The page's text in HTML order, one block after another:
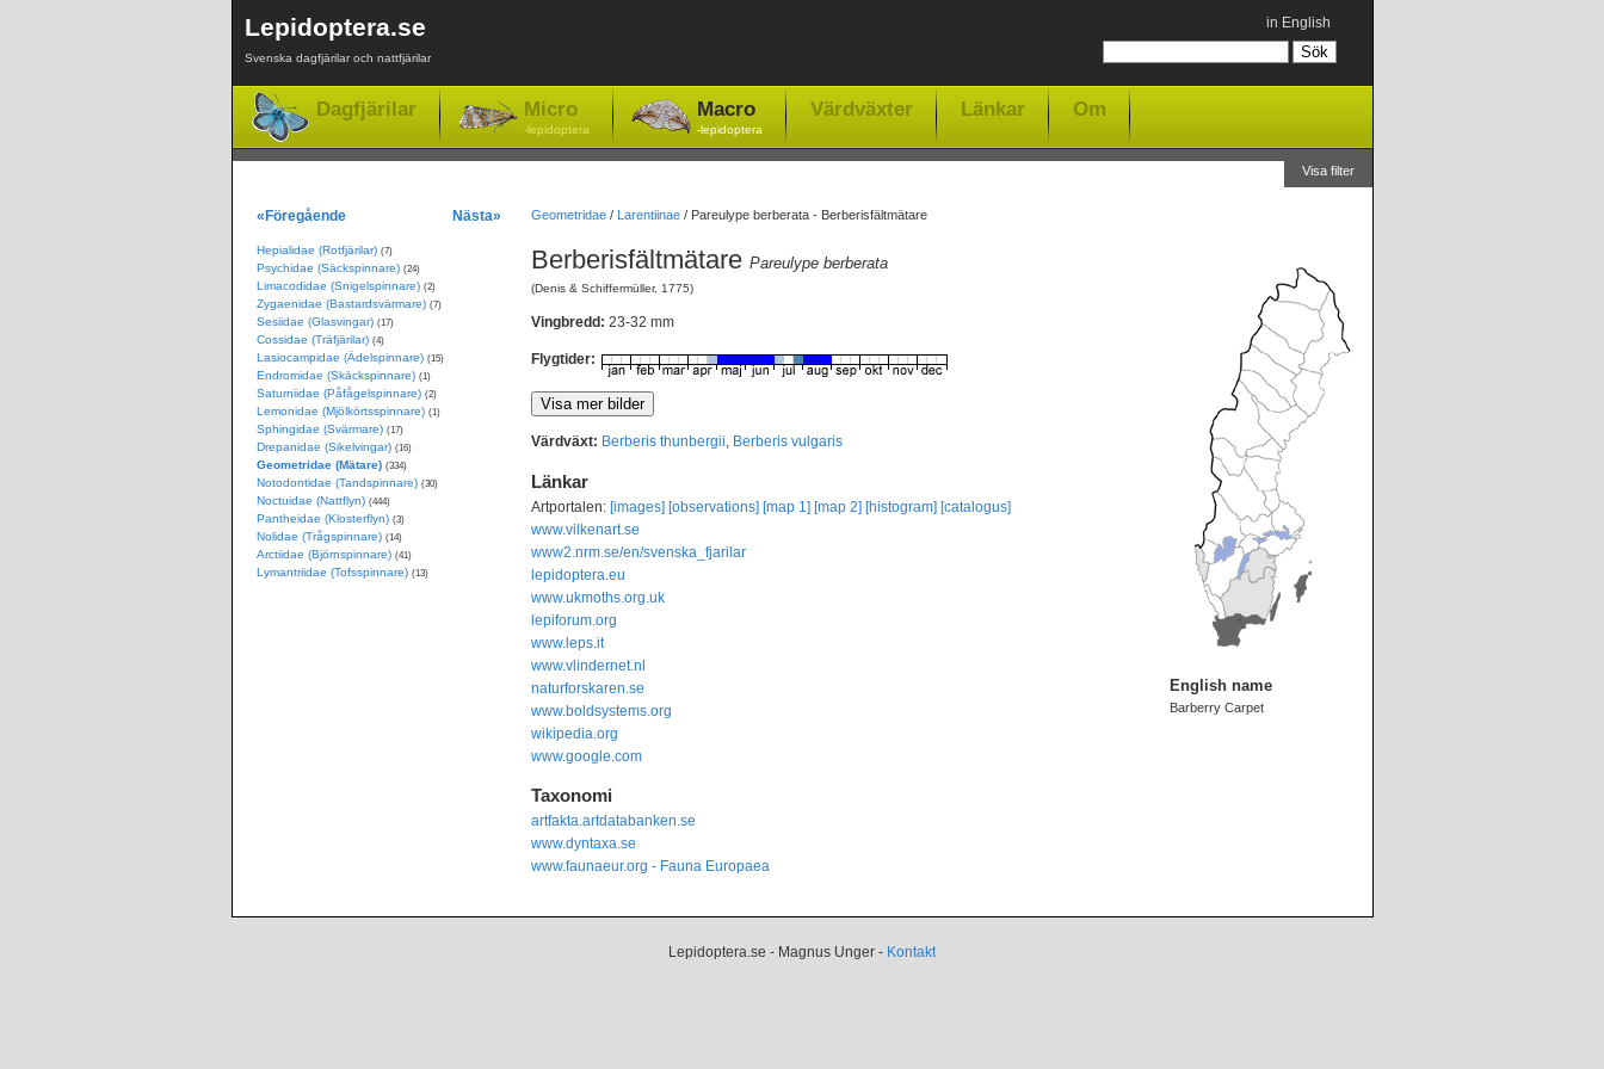
Lepidoptera.se
Svenska dagfjärilar och nattfjärilar
in English
Dagfjärilar Micro
-lepidoptera
Macro
-lepidoptera
Värdväxter Länkar Om
Visa filter
Geometridae/ Larentiinae/ Pareulype berberata - Berberisfältmätare
Berberisfältmätare Pareulype berberata
(Denis & Schiffermüller, 1775)
Vingbredd: 23-32 mm
Flygtider:
Värdväxt: Berberis thunbergii, Berberis vulgaris
Länkar
Artportalen: [images] [observations] [map 1] [map 2] [histogram] [catalogus]
www.vilkenart.se
www2.nrm.se/en/svenska_fjarilar
lepidoptera.eu
www.ukmoths.org.uk
lepiforum.org
www.leps.it
www.vlindernet.nl
naturforskaren.se
www.boldsystems.org
wikipedia.org
www.google.com
Taxonomi
artfakta.artdatabanken.se
www.dyntaxa.se
www.faunaeur.org - Fauna Europaea
English name
Barberry Carpet
«Föregående Nästa»
Hepialidae (Rotfjärilar) (7)
Psychidae (Säckspinnare) (24)
Limacodidae (Snigelspinnare) (2)
Zygaenidae (Bastardsvärmare) (7)
Sesiidae (Glasvingar) (17)
Cossidae (Träfjärilar) (4)
Lasiocampidae (Ädelspinnare) (15)
Endromidae (Skäckspinnare) (1)
Saturniidae (Påfågelspinnare) (2)
Lemonidae (Mjölkörtsspinnare) (1)
Sphingidae (Svärmare) (17)
Drepanidae (Sikelvingar) (16)
Geometridae (Mätare) (334)
Notodontidae (Tandspinnare) (30)
Noctuidae (Nattflyn) (444)
Pantheidae (Klosterflyn) (3)
Nolidae (Trågspinnare) (14)
Arctiidae (Björnspinnare) (41)
Lymantriidae (Tofsspinnare) (13)
Lepidoptera.se - Magnus Unger - Kontakt